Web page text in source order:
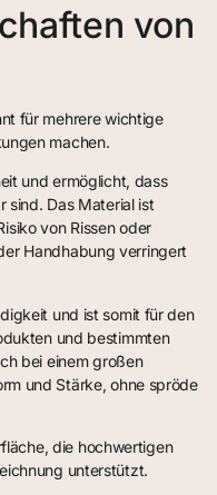
von
für mehrere wichtige
machen.
und ermöglicht, dass
sind. Das Material ist
von Rissen oder
Handhabung verringert
und ist somit für den
und bestimmten
bei einem großen
und Stärke, ohne spröde
die hochwertigen
unterstützt.